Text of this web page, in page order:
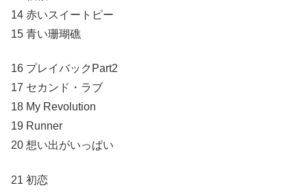
14 赤いスイートピー
15 青い珊瑚礁
16 プレイバックPart2
17 セカンド・ラブ
18 My Revolution
19 Runner
20 想い出がいっぱい
21 初恋